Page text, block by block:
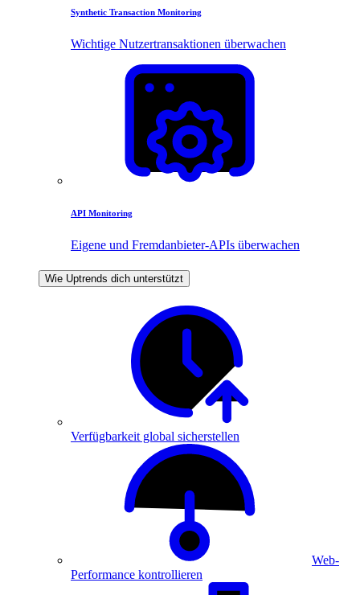
Synthetic Transaction Monitoring
Wichtige Nutzertransaktionen überwachen
API Monitoring
Eigene und Fremdanbieter-APIs überwachen
Wie Uptrends dich unterstützt
Verfügbarkeit global sicherstellen
Web-
Performance kontrollieren